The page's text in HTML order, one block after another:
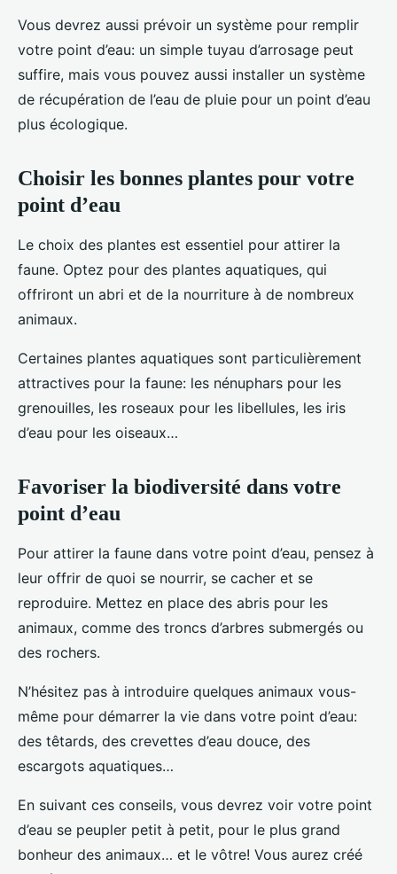
Vous devrez aussi prévoir un système pour remplir
votre point d’eau: un simple tuyau d’arrosage peut
suffire, mais vous pouvez aussi installer un système
de récupération de l’eau de pluie pour un point d’eau
plus écologique.
Choisir les bonnes plantes pour votre
point d’eau
Le choix des plantes est essentiel pour attirer la
faune. Optez pour des plantes aquatiques, qui
offriront un abri et de la nourriture à de nombreux
animaux.
Certaines plantes aquatiques sont particulièrement
attractives pour la faune: les nénuphars pour les
grenouilles, les roseaux pour les libellules, les iris
d’eau pour les oiseaux…
Favoriser la biodiversité dans votre
point d’eau
Pour attirer la faune dans votre point d’eau, pensez à
leur offrir de quoi se nourrir, se cacher et se
reproduire. Mettez en place des abris pour les
animaux, comme des troncs d’arbres submergés ou
des rochers.
N’hésitez pas à introduire quelques animaux vous-
même pour démarrer la vie dans votre point d’eau:
des têtards, des crevettes d’eau douce, des
escargots aquatiques…
En suivant ces conseils, vous devrez voir votre point
d’eau se peupler petit à petit, pour le plus grand
bonheur des animaux… et le vôtre! Vous aurez créé